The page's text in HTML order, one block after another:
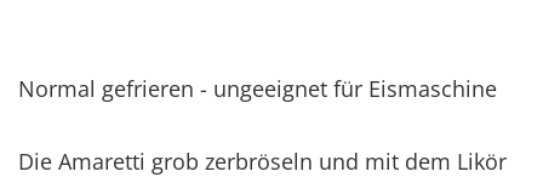
Normal gefrieren - ungeeignet für Eismaschine
Die Amaretti grob zerbröseln und mit dem Likör